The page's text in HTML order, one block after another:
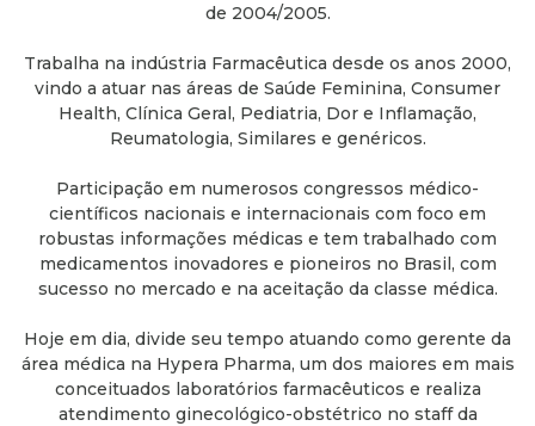
de 2004/2005.
Trabalha na indústria Farmacêutica desde os anos 2000,
vindo a atuar nas áreas de Saúde Feminina, Consumer
Health, Clínica Geral, Pediatria, Dor e Inflamação,
Reumatologia, Similares e genéricos.
Participação em numerosos congressos médico-
científicos nacionais e internacionais com foco em
robustas informações médicas e tem trabalhado com
medicamentos inovadores e pioneiros no Brasil, com
sucesso no mercado e na aceitação da classe médica.
Hoje em dia, divide seu tempo atuando como gerente da
área médica na Hypera Pharma, um dos maiores em mais
conceituados laboratórios farmacêuticos e realiza
atendimento ginecológico-obstétrico no staff da